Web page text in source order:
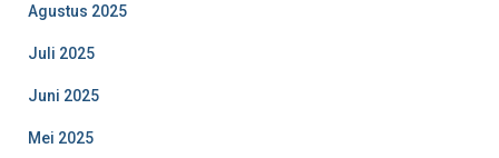
Agustus 2025
Juli 2025
Juni 2025
Mei 2025